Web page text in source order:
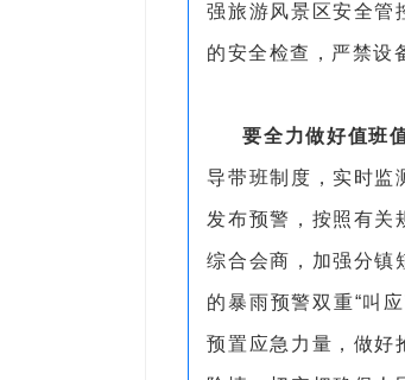
强旅游风景区安全管
的安全检查，严禁设
要全力做好值班
导带班制度，实时监
发布预警，按照有关
综合会商，加强分镇
的暴雨预警双重“叫
预置应急力量，做好